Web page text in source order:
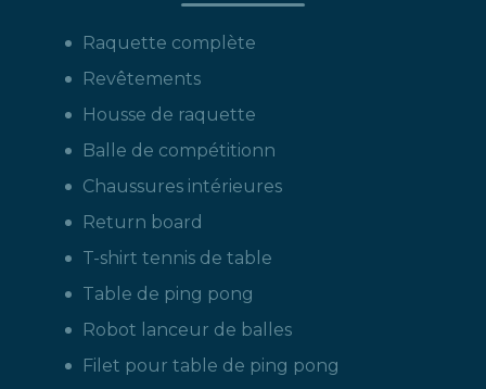
Raquette complète
Revêtements
Housse de raquette
Balle de compétitionn
Chaussures intérieures
Return board
T-shirt tennis de table
Table de ping pong
Robot lanceur de balles
Filet pour table de ping pong